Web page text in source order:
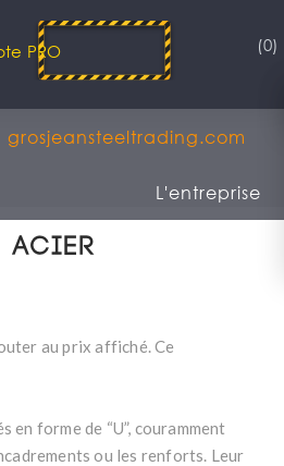
PRO (0)
grosjeansteeltrading.com
L'entreprise
acier
au prix affiché. Ce
forme de “U”, couramment
ou les renforts. Leur